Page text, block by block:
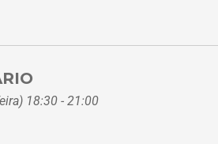
18:30 - 21:00